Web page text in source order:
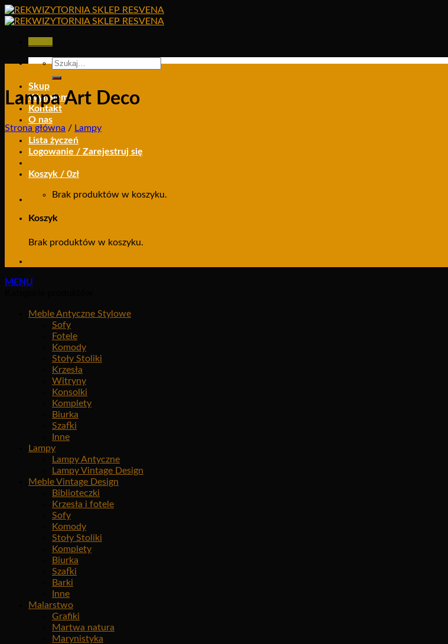
Skip
to
Szukaj:
Skup
Wynajem
Kontakt
O nas
Lista życzeń
Logowanie / Zarejestruj się
Koszyk / 0zł
Brak produktów w koszyku.
Koszyk
Brak produktów w koszyku.
Lampa Art Deco
Strona główna / Lampy
MENU
Meble Antyczne Stylowe
Sofy
Fotele
Komody
Stoły Stoliki
Krzesła
Witryny
Konsolki
Komplety
Biurka
Szafki
Inne
Lampy
Lampy Antyczne
Lampy Vintage Design
Meble Vintage Design
Biblioteczki
Krzesła i fotele
Sofy
Komody
Stoły Stoliki
Komplety
Biurka
Szafki
Barki
Inne
Malarstwo
Grafiki
Martwa natura
Marynistyka